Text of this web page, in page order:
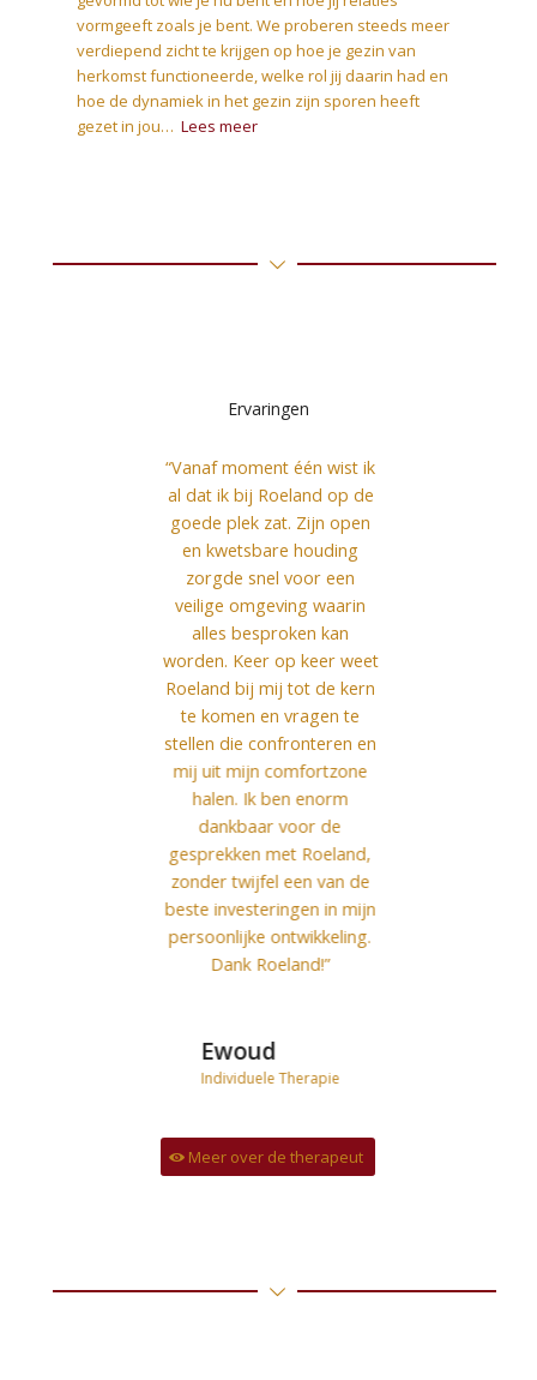
vormgeeft zoals je bent. We proberen steeds meer
verdiepend zicht te krijgen op hoe je gezin van
herkomst functioneerde, welke rol jij daarin had en
hoe de dynamiek in het gezin zijn sporen heeft
gezet in jou… Lees meer
Ervaringen
“Vanaf moment één wist ik
al dat ik bij Roeland op de
goede plek zat. Zijn open
en kwetsbare houding
zorgde snel voor een
veilige omgeving waarin
alles besproken kan
worden. Keer op keer weet
Roeland bij mij tot de kern
te komen en vragen te
stellen die confronteren en
mij uit mijn comfortzone
halen. Ik ben enorm
dankbaar voor de
gesprekken met Roeland,
zonder twijfel een van de
beste investeringen in mijn
persoonlijke ontwikkeling.
Dank Roeland!”
Ewoud
Individuele Therapie
Meer over de therapeut